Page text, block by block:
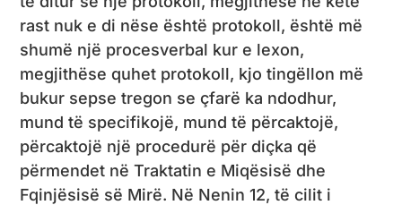
rast nuk e di nëse është protokoll, është më
shumë një procesverbal kur e lexon,
megjithëse quhet protokoll, kjo tingëllon më
bukur sepse tregon se çfarë ka ndodhur,
mund të specifikojë, mund të përcaktojë,
përcaktojë një procedurë për diçka që
përmendet në Traktatin e Miqësisë dhe
Fqinjësisë së Mirë. Në Nenin 12, të cilit i